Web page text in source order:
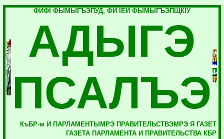
ФИФI ФЫМЫГЪЭПУД, ФИ IЕЙ ФЫМЫГЪЭПЩКIУ
АДЫГЭ
ПСАЛЪЭ
КъБР-м И ПАРЛАМЕНТЫМРЭ ПРАВИТЕЛЬСТВЭМРЭ Я ГАЗЕТ
ГАЗЕТА ПАРЛАМЕНТА И ПРАВИТЕЛЬСТВА КБР